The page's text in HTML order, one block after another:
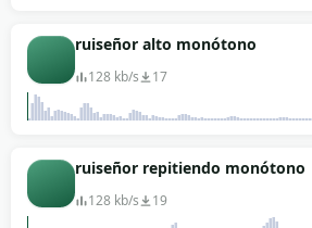
ruiseñor alto monótono
128 kb/s 17
ruiseñor repitiendo monótono
128 kb/s 19